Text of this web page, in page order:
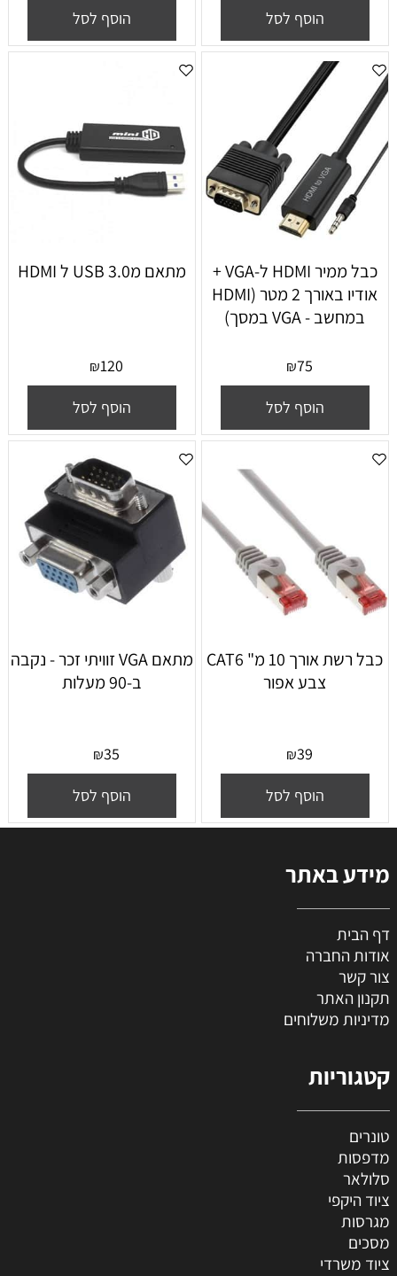
הוסף לסל הוסף לסל
כבל ממיר HDMI ל-VGA +
אודיו באורך 2 מטר (HDMI
במחשב - VGA במסך)
₪75
הוסף לסל
מתאם מUSB 3.0 ל HDMI
₪120
הוסף לסל
כבל רשת אורך 10 מ" CAT6
צבע אפור
₪39
הוסף לסל
מתאם VGA זוויתי זכר - נקבה
ב-90 מעלות
₪35
הוסף לסל
מידע באתר
דף הבית
אודות החברה
צור קשר
תקנון האתר
מדיניות משלוחים
קטגוריות
טונרים
מדפסות
סלולאר
ציוד היקפי
מגרסות
מסכים
ציוד משרדי